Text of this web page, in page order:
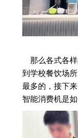
那么各式各样
到学校餐饮场
最多的，接下
智能消费机是